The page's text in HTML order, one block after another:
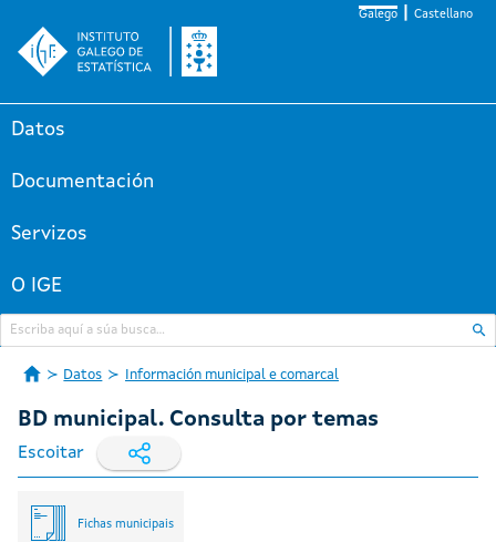
Galego Castellano
Datos
Documentación
Servizos
O IGE
Datos Información municipal e comarcal
BD municipal. Consulta por temas
Escoitar
Fichas municipais